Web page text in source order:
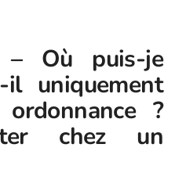
– Où puis-je
il uniquement
?
chez un